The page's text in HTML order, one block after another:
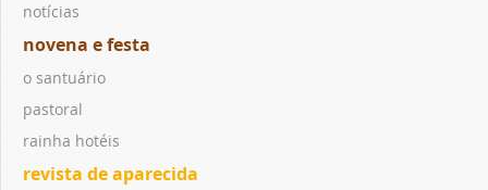
notícias
novena e festa
o santuário
pastoral
rainha hotéis
revista de aparecida